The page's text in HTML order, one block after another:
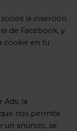
la inserción
de Facebook, y
cookie en tu
Ads, la
nos permite
un anuncio, se